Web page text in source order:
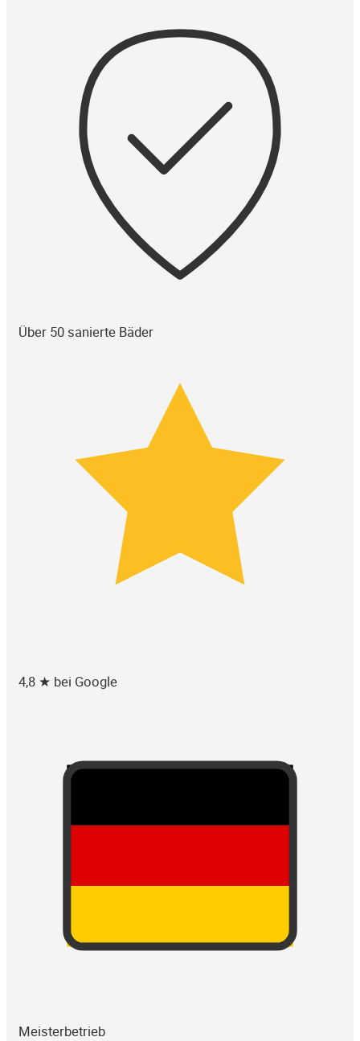
Über 50 sanierte Bäder
4,8 ★ bei Google
Meisterbetrieb